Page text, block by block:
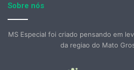
Sobre nós
MS Especial foi criado pensando em
da regiao do Mato